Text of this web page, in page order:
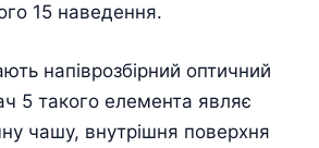
15 наведення.
напіврозбірний оптичний
5 такого елемента являє
чашу, внутрішня поверхня